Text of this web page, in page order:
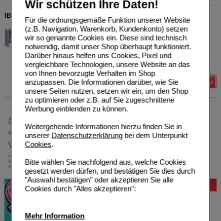
Wir schützen Ihre Daten!
Für die ordnungsgemäße Funktion unserer Website
(z.B. Navigation, Warenkorb, Kundenkonto) setzen
wir so genannte Cookies ein. Diese sind technisch
notwendig, damit unser Shop überhaupt funktioniert.
Darüber hinaus helfen uns Cookies, Pixel und
vergleichbare Technologien, unsere Website an das
von Ihnen bevorzugte Verhalten im Shop
anzupassen. Die Informationen darüber, wie Sie
unsere Seiten nutzen, setzen wir ein, um den Shop
zu optimieren oder z.B. auf Sie zugeschnittene
Werbung einblenden zu können.
Weitergehende Informationen hierzu finden Sie in
unserer Datenschutzerklärungbei dem Unterpunkt
Cookies.
Bitte wählen Sie nachfolgend aus, welche Cookies
gesetzt werden dürfen, und bestätigen Sie dies durch
"Auswahl bestätigen" oder akzeptieren Sie alle
Cookies durch "Alles akzeptieren":
Mehr Information
IBUPROFEN Heumann Schmerztabletten 400 mg
HEUMANN PHARMA GmbH
& Co. Generica KG
07728561
50 St Filmtabletten
UVP**
Unser Preis*
Sie sparen
Max. Abgabe:
Details
0800-10 11 422
gebührenfreie Rufnummer
Versandkostenfrei
innerhalb Deutschlands bei einem
Mindestbestellwert von 13,99 Euro oder bei
Einsendung eines Kassenrezeptes
Bewertung